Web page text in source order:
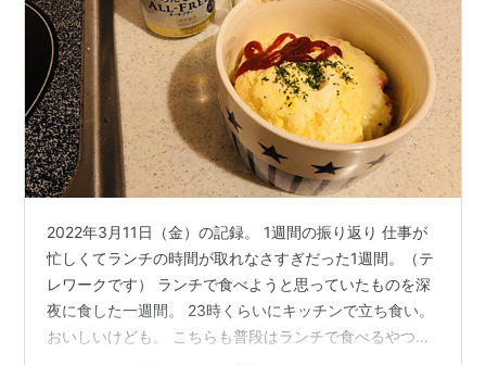
2022年3月11日（金）の記録。 1週間の振り返り 仕事が
忙しくてランチの時間が取れなさすぎだった1週間。（テ
レワークです） ランチで食べようと思っていたものを深
夜に食した一週間。 23時くらいにキッチンで立ち食い。
おいしいけども。 こちらも普段はランチで食べるやつ。